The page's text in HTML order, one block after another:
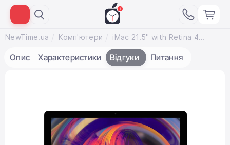
NewTime.ua Комп'ютери iMac 21.5" with Retina 4K display (Z0VX000DG / MRT337) 2019
Опис Характеристики Відгуки Питання